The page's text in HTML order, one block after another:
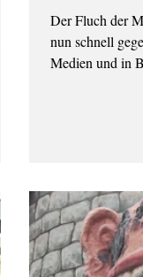
Der Fluch der
nun schnell
Medien und in